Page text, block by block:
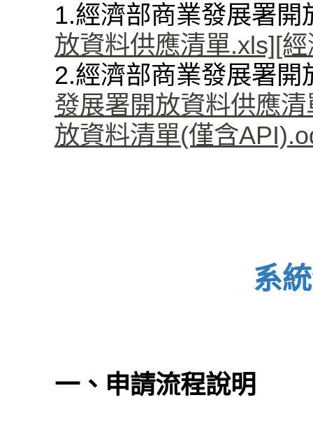
1.經濟部商業發展署開
放資料供應清單.xls][
2.經濟部商業發展署
發展署開放資料供應
放資料清單(僅含
系
一、申請流程說明